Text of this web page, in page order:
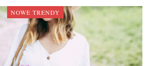
NOWE TRENDY